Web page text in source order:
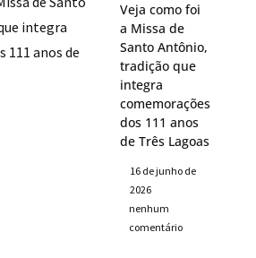
Veja como foi
a Missa de
Santo Antônio,
tradição que
integra
comemorações
dos 111 anos
de Três Lagoas
16 de junho de
2026
nenhum
comentário